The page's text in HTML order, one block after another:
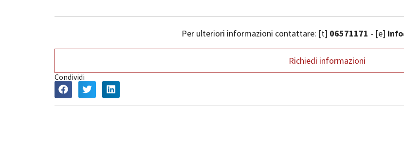
Per ulteriori informazioni contattare: [t] 06571171 - [e]
Richiedi informazioni
Condividi